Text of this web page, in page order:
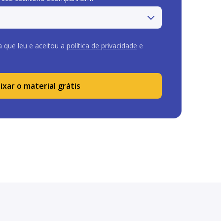
que leu e aceitou a política de privacidade e
o material grátis